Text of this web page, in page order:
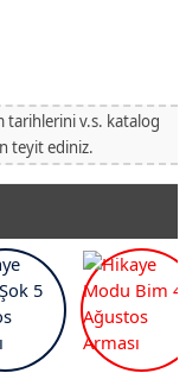
tarihlerini v.s. katalog
teyit ediniz.